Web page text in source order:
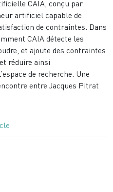
CAIA, conçu par
artificiel capable de
de contraintes. Dans
CAIA détecte les
et ajoute des contraintes
réduire ainsi
de recherche. Une
entre Jacques Pitrat